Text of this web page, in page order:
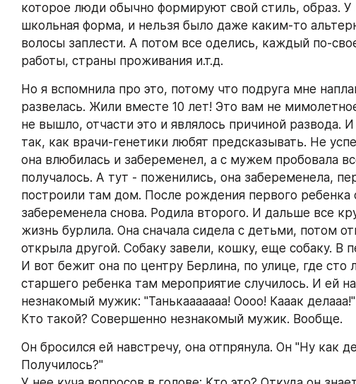
которое люди обычно формируют свой стиль, образ.
школьная форма, и нельзя было даже каким-то
волосы заплести. А потом все оделись, каждый по-
работы, страны проживания и.т.д.
Но я вспомнила про это, потому что подруга мне
развелась. Жили вместе 10 лет! Это вам не
не вышло, отчасти это и являлось причиной развода.
так, как врачи-генетики любят предсказывать. Не
она влюбилась и забеременел, а с мужем пробовала
получалось. А тут - поженились, она забеременела,
построили там дом. После рождения первого ребенка
забеременела снова. Родила второго. И дальше все
жизнь бурлила. Она сначала сидела с детьми, потом
открыла другой. Собаку завели, кошку, еще собаку. В
И вот бежит она по центру Берлина, по улице, где сто
старшего ребенка там мероприятие случилось. И ей
незнакомый мужик: "Танькааааааа! Оооо! Кааак делааа!"
Кто такой? Совершенно незнакомый мужик. Вообще.
Он бросился ей навстречу, она отпрянула. Он "Ну как
Получилось?"